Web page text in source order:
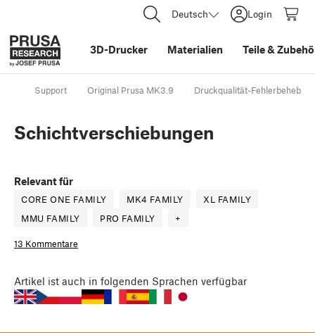
Deutsch Login
3D-Drucker Materialien Teile&
Support Original Prusa MK3.9 Druckqualität-Fehlerbehebung
Schichtverschiebungen
Relevant für
CORE ONE FAMILY MK4 FAMILY
XL FAMILY
MMU FAMILY
PRO FAMILY +
13 Kommentare
Artikel ist auch in folgenden Sprachen verfügbar